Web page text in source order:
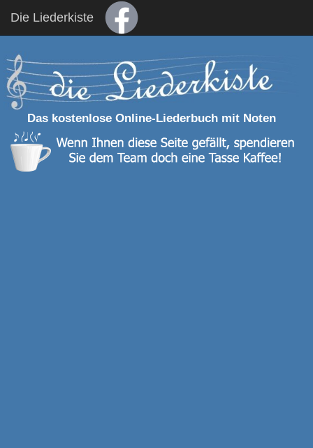
Die Liederkiste
Das kostenlose Online-Liederbuch mit Noten